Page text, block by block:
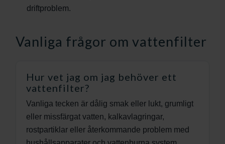
driftproblem.
Vanliga frågor om vattenfilter
Hur vet jag om jag behöver ett
vattenfilter?
Vanliga tecken är dålig smak eller lukt, grumligt
eller missfärgat vatten, kalkavlagringar,
rostpartiklar eller återkommande problem med